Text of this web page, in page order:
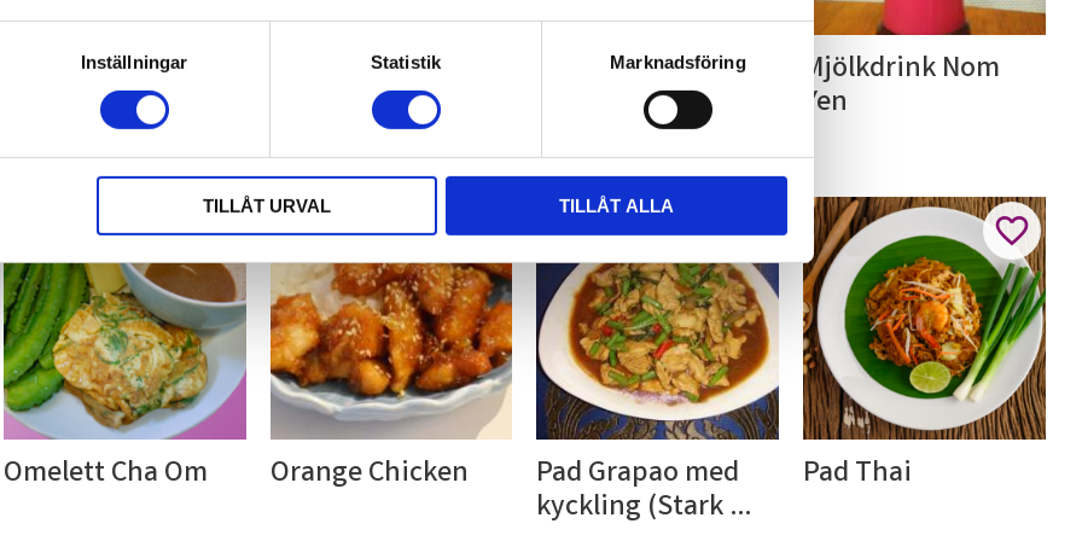
Inställningar Statistik Marknadsföring
TILLÅT URVAL TILLÅT ALLA
Mango sticky rice
(Khao niaw
mamoang)
Massamancurry
med biff
Misosoppa
Mjölkdrink Nom
Yen
Omelett Cha Om
Lägg till i favoriter
Orange Chicken
Lägg till i favoriter
Pad Grapao med
kyckling (Stark
Lägg till i favoriter
Pad Thai
Lägg